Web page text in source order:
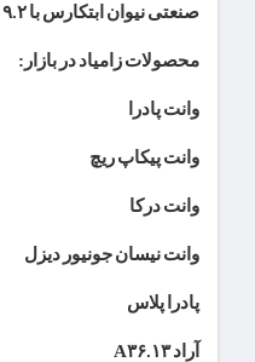
صنعتی نیوان ابتکارس با ۹.۲ درصد دومین سهامدار است.
محصولات زامیاد در بازار:
وانت پادرا
وانت پیکاپ ریچ
وانت درکا
وانت نیسان جونیور دیزل
پادرا پلاس
آرادA۳۶.۱۳